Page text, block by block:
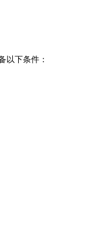
以下条件：